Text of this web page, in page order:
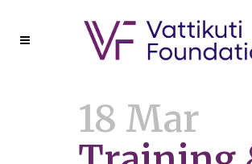
18 Mar